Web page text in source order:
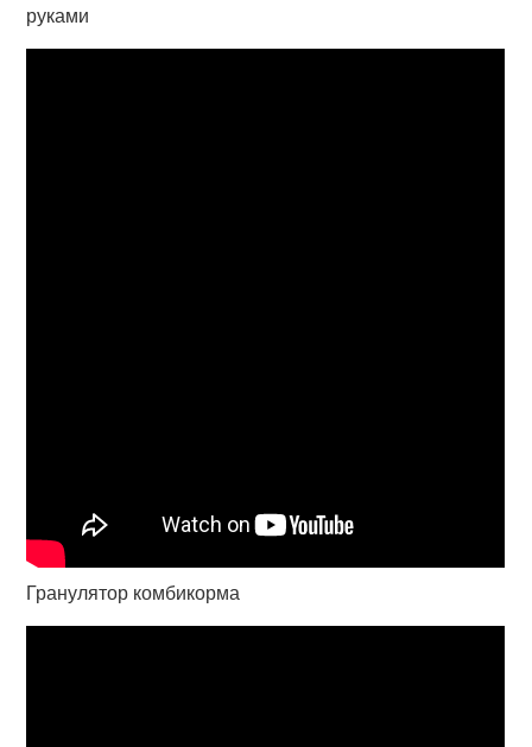
руками
Гранулятор комбикорма